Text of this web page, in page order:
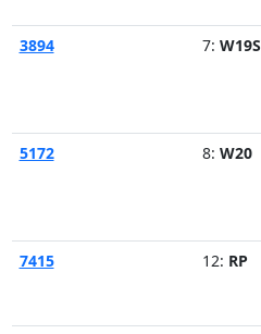
3894 7: W19S
5172 8: W20
7415 12: RP